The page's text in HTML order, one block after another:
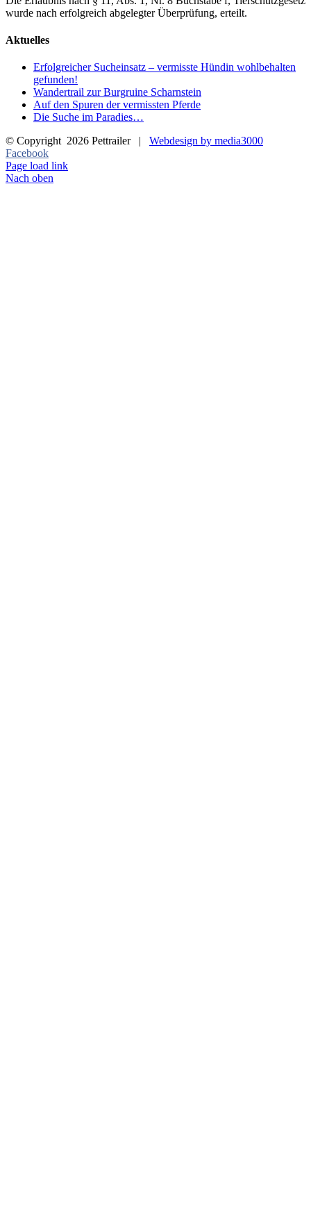
wurde nach erfolgreich abgelegter Überprüfung, erteilt.
Aktuelles
Erfolgreicher Sucheinsatz – vermisste Hündin wohlbehalten
gefunden!
Wandertrail zur Burgruine Scharnstein
Auf den Spuren der vermissten Pferde
Die Suche im Paradies…
© Copyright 2026 Pettrailer | Webdesign by media3000
Facebook
Page load link
Nach oben